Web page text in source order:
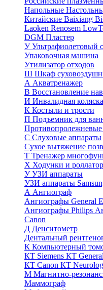
Напольные
Китайские Baixiang
Laoken Renosem
DGM Пластер
УУльтрафиолетовый
Упаковочная машина
Утилизатор отходов
Ш Шкаф
А Акватренажер
В Восстановление
И Инвалидная коляска
К Костыли и трости
П Подъемник для
С Слуховые аппараты
Сухое вытяжение
Т Тренажер
Х Ходунки и
УУЗИ аппараты
УЗИ аппараты
А Ангиограф
Ангиографы General
Ангиографы Philips
Canon
Д Денситометр
Дентальный
К Компьютерный
КТ Siemens КТ
КТ Canon КТ
М Магнитно-
Маммограф